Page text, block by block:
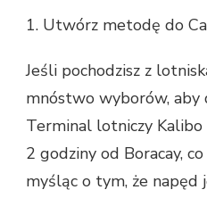
1. Utwórz metodę do
Jeśli pochodzisz z
mnóstwo wyborów, aby
Terminal lotniczy
2 godziny od Boracay,
myśląc o tym, że napęd